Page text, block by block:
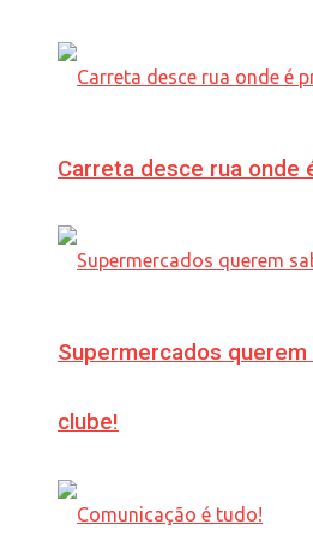
Carreta desce rua onde
Supermercados
clube!